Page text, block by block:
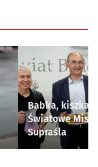
Babka, kiszka i
Światowe
Supraśla